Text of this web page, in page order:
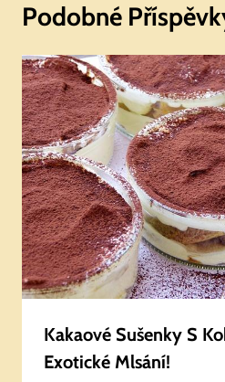
Podobné
Kakaové Sušenky S
Exotické Mlsání!